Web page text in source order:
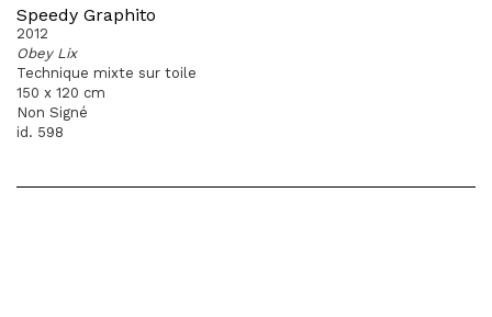
Speedy Graphito
2012
Obey Lix
Technique mixte sur toile
150 x 120 cm
Non Signé
id. 598